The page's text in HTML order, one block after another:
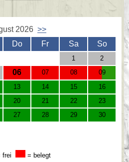
2026 >>
Do Fr Sa So
1
2
06 07 08
09
13 14 15
16
20 21 22
23
27 28 29
30
frei = belegt